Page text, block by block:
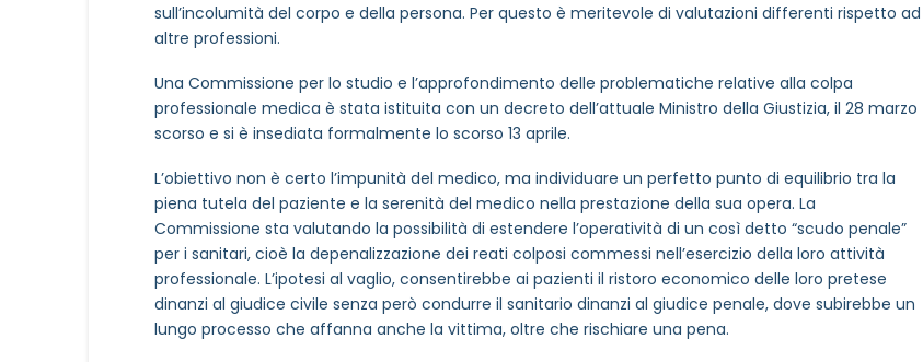
sull’incolumità del corpo e della persona. Per questo è meritevole di valutazioni differenti rispetto ad
altre professioni.
Una Commissione per lo studio e l’approfondimento delle problematiche relative alla colpa
professionale medica è stata istituita con un decreto dell’attuale Ministro della Giustizia, il 28 marzo
scorso e si è insediata formalmente lo scorso 13 aprile.
L’obiettivo non è certo l’impunità del medico, ma individuare un perfetto punto di equilibrio tra la
piena tutela del paziente e la serenità del medico nella prestazione della sua opera. La
Commissione sta valutando la possibilità di estendere l’operatività di un così detto “scudo penale”
per i sanitari, cioè la depenalizzazione dei reati colposi commessi nell’esercizio della loro attività
professionale. L’ipotesi al vaglio, consentirebbe ai pazienti il ristoro economico delle loro pretese
dinanzi al giudice civile senza però condurre il sanitario dinanzi al giudice penale, dove subirebbe un
lungo processo che affanna anche la vittima, oltre che rischiare una pena.